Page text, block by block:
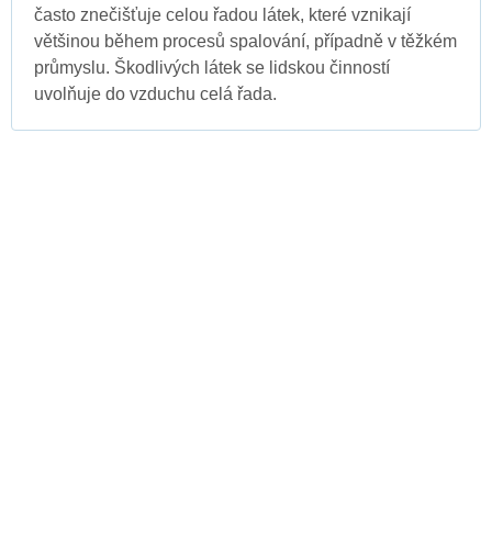
často znečišťuje celou řadou látek, které vznikají
většinou během procesů spalování, případně v těžkém
průmyslu. Škodlivých látek se lidskou činností
uvolňuje do vzduchu celá řada.